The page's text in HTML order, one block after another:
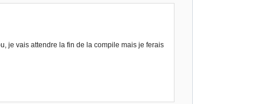
je vais attendre la fin de la compile mais je ferais